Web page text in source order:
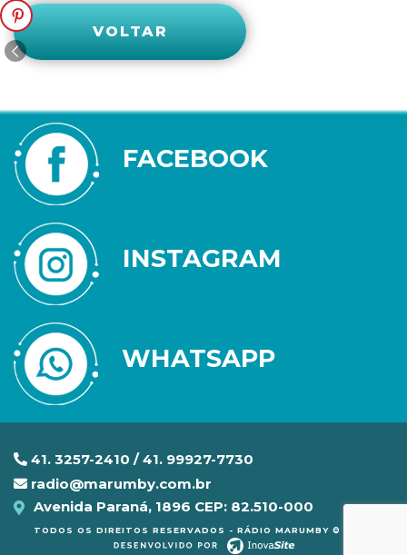
VOLTAR
FACEBOOK
INSTAGRAM
WHATSAPP
41. 3257-2410 / 41. 99927-7730
radio@marumby.com.br
Avenida Paraná, 1896 CEP: 82.510-000
TODOS OS DIREITOS RESERVADOS - RÁDIO MARUMBY © 2020